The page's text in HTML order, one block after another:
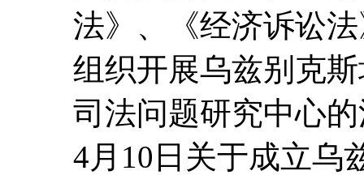
法》、《经济诉讼
组织开展乌兹别克
司法问题研究中心
4月10日关于成立乌